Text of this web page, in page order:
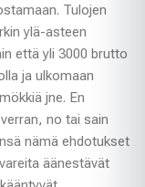
Tulojen
ylä-asteen
että yli 3000 brutto
ja ulkomaan
jne. En
no tai sain
nämä ehdotukset
äänestävät